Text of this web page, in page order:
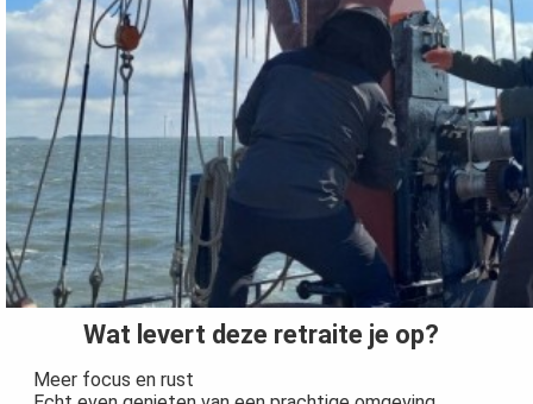
Wat levert deze retraite je op?
Meer focus en rust